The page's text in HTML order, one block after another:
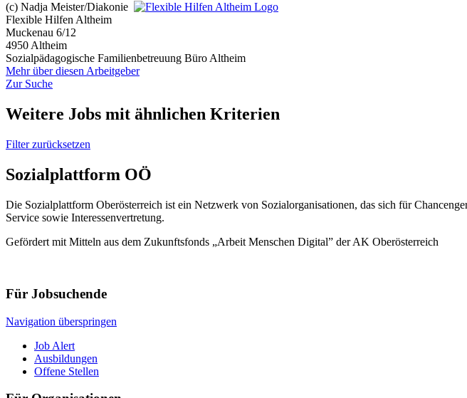
(c) Nadja Meister/Diakonie
Flexible Hilfen Altheim
Muckenau 6/12
4950 Altheim
Sozialpädagogische Familienbetreuung Büro Altheim
Mehr über diesen Arbeitgeber
Zur Suche
Weitere Jobs mit ähnlichen Kriterien
Filter zurücksetzen
Sozialplattform OÖ
Die Sozialplattform Oberösterreich ist ein Netzwerk von Sozialorganisationen, das sich für
Service sowie Interessenvertretung.
Gefördert mit Mitteln aus dem Zukunftsfonds „Arbeit Menschen Digital” der AK Oberösterreich
Für Jobsuchende
Navigation überspringen
Job Alert
Ausbildungen
Offene Stellen